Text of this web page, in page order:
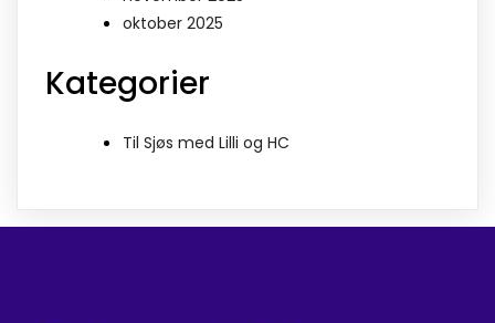
oktober 2025
Kategorier
Til Sjøs med Lilli og HC